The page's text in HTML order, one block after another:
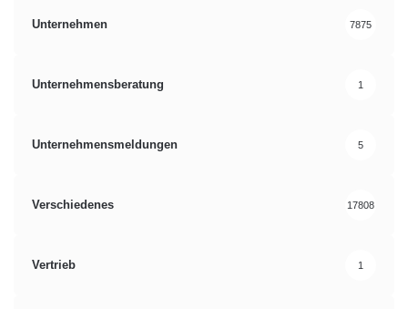
Unternehmen 7875
Unternehmensberatung 1
Unternehmensmeldungen 5
Verschiedenes 17808
Vertrieb 1